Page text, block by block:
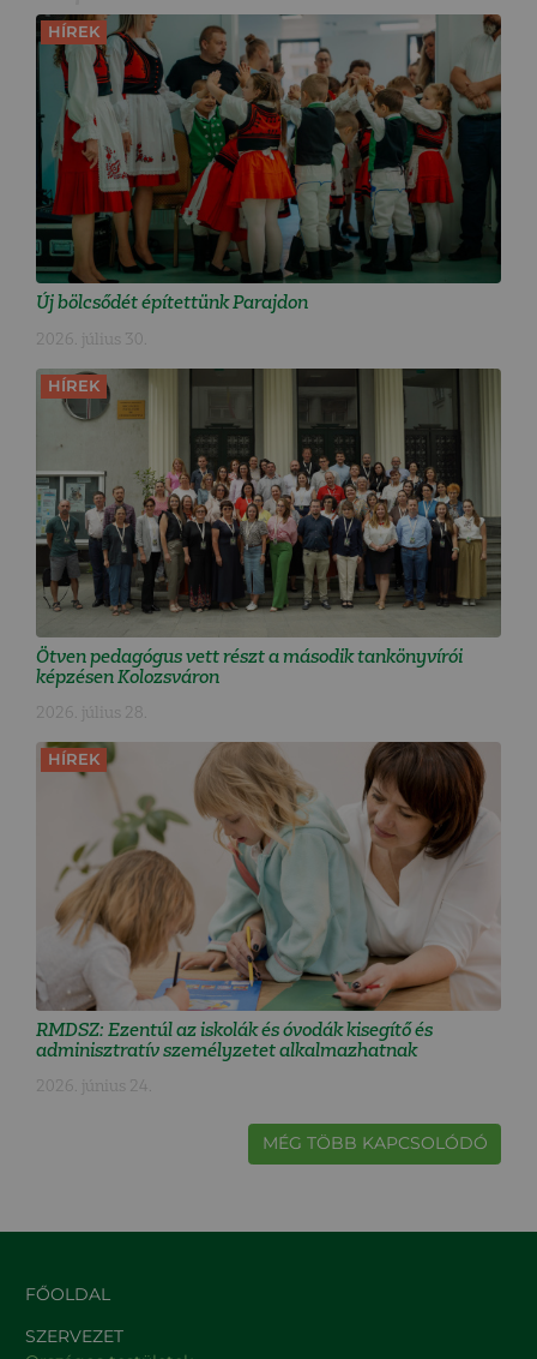
HÍREK
Új bölcsődét építettünk Parajdon
2026. július 30.
HÍREK
Ötven pedagógus vett részt a második tankönyvírói
képzésen Kolozsváron
2026. július 28.
HÍREK
RMDSZ: Ezentúl az iskolák és óvodák kisegítő és
adminisztratív személyzetet alkalmazhatnak
2026. június 24.
MÉG TÖBB KAPCSOLÓDÓ
FŐOLDAL
SZERVEZET